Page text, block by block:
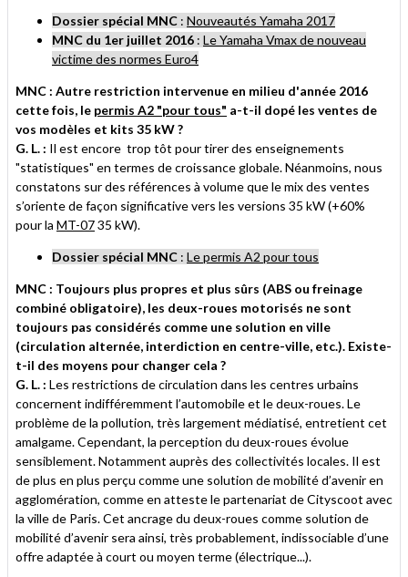
Dossier spécial MNC : Nouveautés Yamaha 2017
MNC du 1er juillet 2016 : Le Yamaha Vmax de nouveau
victime des normes Euro4
MNC : Autre restriction intervenue en milieu d'année 2016
cette fois, le permis A2 "pour tous" a-t-il dopé les ventes de
vos modèles et kits 35 kW ?
G. L. : Il est encore trop tôt pour tirer des enseignements
"statistiques" en termes de croissance globale. Néanmoins, nous
constatons sur des références à volume que le mix des ventes
s’oriente de façon significative vers les versions 35 kW (+60%
pour la MT-0735 kW).
Dossier spécial MNC : Le permis A2 pour tous
MNC : Toujours plus propres et plus sûrs (ABS ou freinage
combiné obligatoire), les deux-roues motorisés ne sont
toujours pas considérés comme une solution en ville
(circulation alternée, interdiction en centre-ville, etc.). Existe-
t-il des moyens pour changer cela ?
G. L. : Les restrictions de circulation dans les centres urbains
concernent indifféremment l’automobile et le deux-roues. Le
problème de la pollution, très largement médiatisé, entretient cet
amalgame. Cependant, la perception du deux-roues évolue
sensiblement. Notamment auprès des collectivités locales. Il est
de plus en plus perçu comme une solution de mobilité d’avenir en
agglomération, comme en atteste le partenariat de Cityscoot avec
la ville de Paris. Cet ancrage du deux-roues comme solution de
mobilité d’avenir sera ainsi, très probablement, indissociable d’une
offre adaptée à court ou moyen terme (électrique...).